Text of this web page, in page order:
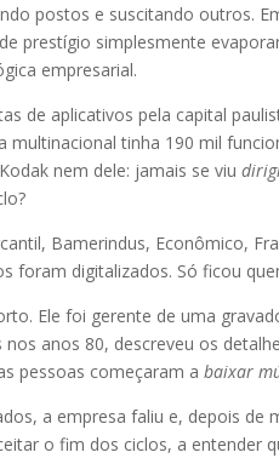
postos e suscitando outros.
prestígio simplesmente
empresarial.
de aplicativos pela capital
tinha 190 mil
nem dele: jamais se viu
Bamerindus, Econômico,
digitalizados. Só ficou
Ele foi gerente de uma
anos 80, descreveu os
pessoas começaram abaixar
a empresa faliu e, depois
o fim dos ciclos, a entender